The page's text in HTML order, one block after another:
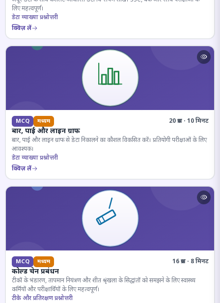
लिए महत्वपूर्ण।
डेटा व्याख्या प्रश्नोत्तरी
क्विज़ लें
MCQ मध्यम 20 प्रश्न · 10 मिनट
बार, पाई और लाइन ग्राफ
बार, पाई और लाइन ग्राफ से डेटा निकालने का कौशल विकसित करें। प्रतियोगी परीक्षाओं के लिए
आवश्यक।
डेटा व्याख्या प्रश्नोत्तरी
क्विज़ लें
MCQ मध्यम 16 प्रश्न · 8 मिनट
कोल्ड चेन प्रबंधन
टीकों के भंडारण, तापमान नियंत्रण और शीत श्रृंखला के सिद्धांतों को समझने के लिए स्वास्थ्य
कर्मियों और परीक्षार्थियों के लिए महत्वपूर्ण।
टीके और प्रतिरक्षण प्रश्नोत्तरी